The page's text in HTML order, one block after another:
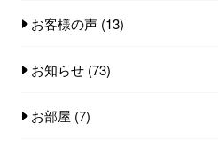
お客様の声 (13)
お知らせ (73)
お部屋 (7)